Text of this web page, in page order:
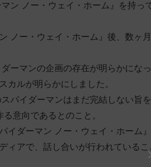
ン ノー・ウェイ・ホーム』を持っ
ノー・ウェイ・ホーム』後、数ヶ
ーマンの企画の存在が明らかになっ
カルが明らかにしました。
パイダーマンはまだ完結しない旨
意向であるとのこと。
パイダーマン ノー・ウェイ・ホーム
ィアで、話し合いが行われている